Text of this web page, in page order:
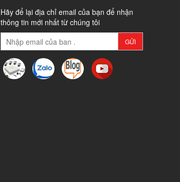
Hãy để lại địa chỉ email của bạn để nhận
thông tin mới nhất từ chúng tôi
GỬI